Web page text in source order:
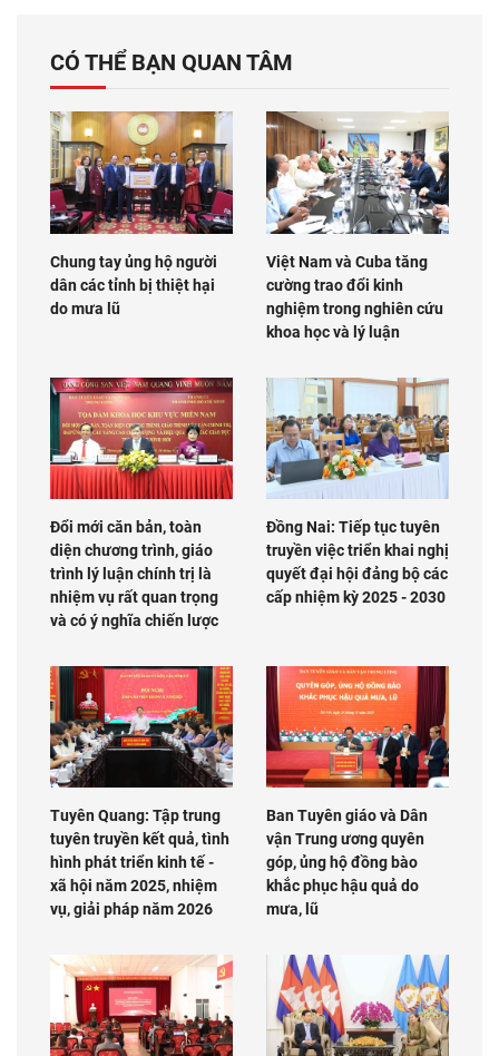
CÓ THỂ BẠN QUAN TÂM
Chung tay ủng hộ người
dân các tỉnh bị thiệt hại
do mưa lũ
Việt Nam và Cuba tăng
cường trao đổi kinh
nghiệm trong nghiên cứu
khoa học và lý luận
Đổi mới căn bản, toàn
diện chương trình, giáo
trình lý luận chính trị là
nhiệm vụ rất quan trọng
và có ý nghĩa chiến lược
Đồng Nai: Tiếp tục tuyên
truyền việc triển khai nghị
quyết đại hội đảng bộ các
cấp nhiệm kỳ 2025 - 2030
Tuyên Quang: Tập trung
tuyên truyền kết quả, tình
hình phát triển kinh tế -
xã hội năm 2025, nhiệm
vụ, giải pháp năm 2026
Ban Tuyên giáo và Dân
vận Trung ương quyên
góp, ủng hộ đồng bào
khắc phục hậu quả do
mưa, lũ